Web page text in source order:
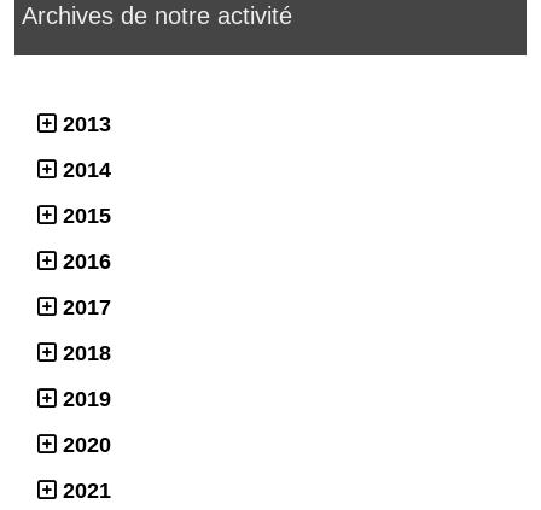
Archives de notre activité
2013
2014
2015
2016
2017
2018
2019
2020
2021